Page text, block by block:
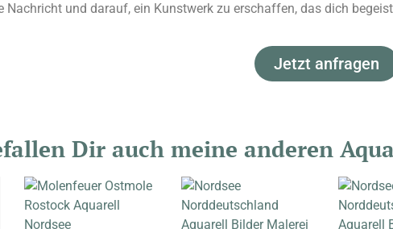
Nachricht und darauf, ein Kunstwerk zu erschaffen, das dich
Jetzt anfragen
Dir auch meine anderen